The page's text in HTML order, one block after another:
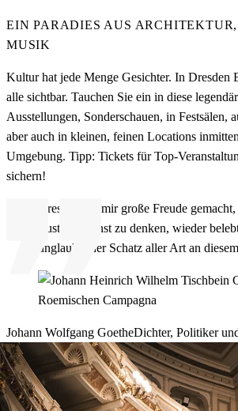
EIN PARADIES AUS
MUSIK
Kultur hat jede Menge Gesichter. In Dresden
alle sichtbar. Tauchen Sie ein in diese
Ausstellungen, Sonderschauen, in Festsälen,
aber auch in kleinen, feinen Locations
Umgebung. Tipp: Tickets für Top-
sichern!
Dresden hat mir große Freude
Lust, an Kunst zu denken, wieder
unglaublicher Schatz aller Art an
Johann Wolfgang GoetheDichter, Politiker